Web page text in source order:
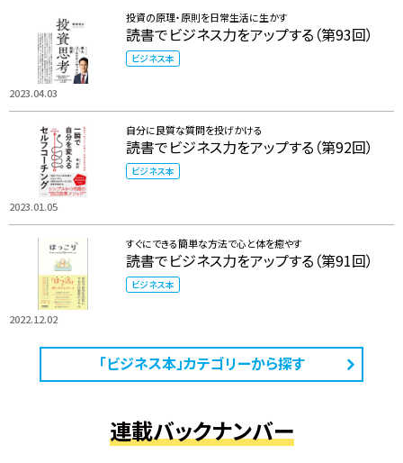
2023.04.03
投資の原理・原則を日常生活に生かす
読書でビジネス力をアップする（第93回）
ビジネス本
2023.01.05
自分に良質な質問を投げかける
読書でビジネス力をアップする（第92回）
ビジネス本
2022.12.02
すぐにできる簡単な方法で心と体を癒やす
読書でビジネス力をアップする（第91回）
ビジネス本
「ビジネス本」カテゴリーから探す
連載バックナンバー